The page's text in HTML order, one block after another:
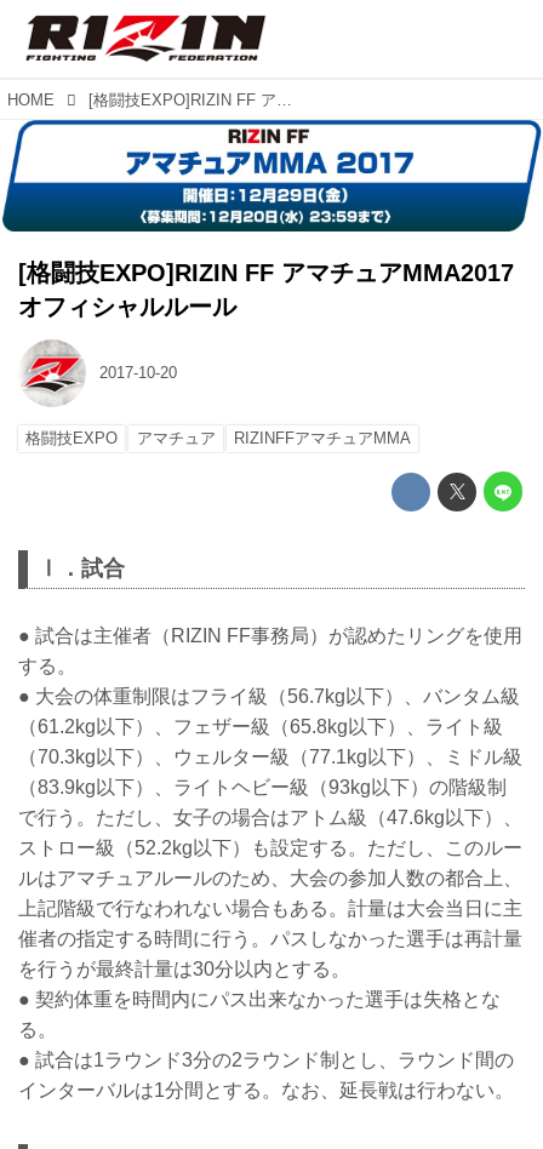
HOME [格闘技EXPO]RIZIN FF アマチュアMMA2017 オフィシャルルール
[格闘技EXPO]RIZIN FF アマチュアMMA2017
オフィシャルルール
2017-10-20
格闘技EXPO アマチュア RIZINFFアマチュアMMA
Ⅰ．試合
● 試合は主催者（RIZIN FF事務局）が認めたリングを使用
する。
● 大会の体重制限はフライ級（56.7kg以下）、バンタム級
（61.2kg以下）、フェザー級（65.8kg以下）、ライト級
（70.3kg以下）、ウェルター級（77.1kg以下）、ミドル級
（83.9kg以下）、ライトヘビー級（93kg以下）の階級制
で行う。ただし、女子の場合はアトム級（47.6kg以下）、
ストロー級（52.2kg以下）も設定する。ただし、このルー
ルはアマチュアルールのため、大会の参加人数の都合上、
上記階級で行なわれない場合もある。計量は大会当日に主
催者の指定する時間に行う。パスしなかった選手は再計量
を行うが最終計量は30分以内とする。
● 契約体重を時間内にパス出来なかった選手は失格とな
る。
● 試合は1ラウンド3分の2ラウンド制とし、ラウンド間の
インターバルは1分間とする。なお、延長戦は行わない。